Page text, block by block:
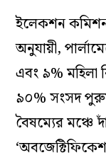
ইলেকশন
অনুযায়ী,
এবং ৯% মহিলা
৯০% সংসদ
বৈষম্যের মঞ্চে